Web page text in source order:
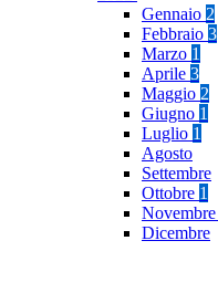
Gennaio 2
Febbraio 3
Marzo 1
Aprile 3
Maggio 2
Giugno 1
Luglio 1
Agosto
Settembre
Ottobre 1
Novembre
Dicembre